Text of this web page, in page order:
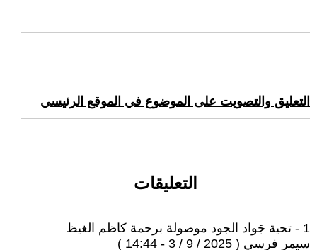
التعليق والتصويت على الموضوع في الموقع الرئيسي
التعليقات
1 - تحية جَواد الجود موصولة برحمة كاظم الغيظ
سيمر فرسي ( 2025 / 9 / 3 - 14:44 )